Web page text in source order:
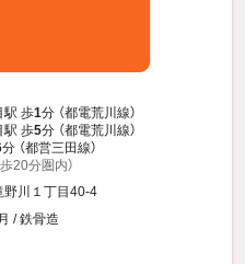
駅 歩1分 （都電荒川線）
駅 歩5分 （都電荒川線）
分 （都営三田線）
20分圏内）
野川１丁目40-4
/ 鉄骨造